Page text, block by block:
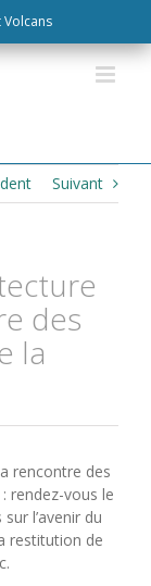
Suivant
des
la
rencontre des
rendez-vous le
l’avenir du
restitution de